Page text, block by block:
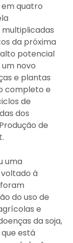
quatro
da próxima
potencial
novo
e plantas
completo e
de
dos
de
uma
à
do uso de
e
da soja,
está